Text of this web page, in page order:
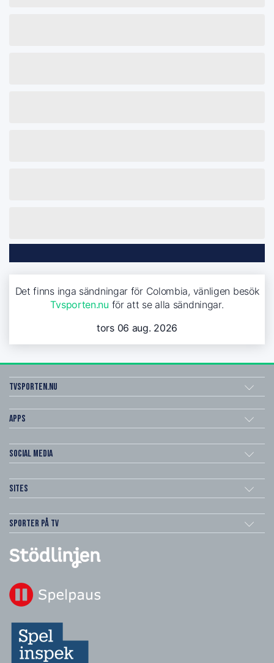
Det finns inga sändningar för Colombia, vänligen besök
Tvsporten.nu för att se alla sändningar.
tors 06 aug. 2026
Tvsporten.nu
Apps
Social Media
Sites
Sporter på TV